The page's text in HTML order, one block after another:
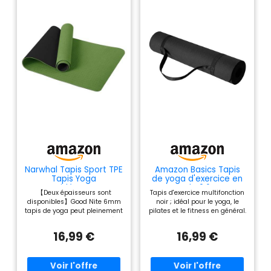
Narwhal Tapis Sport TPE
Tapis Yoga
Antidérapant
183x61x0,6cm
【Deux épaisseurs sont
disponibles】Good Nite 6mm
tapis de yoga peut pleinement
sentir la force du corps et pèse
plus épais vit dans la zone
1200g. Les deux couches
conviennent pour le Pilates, le
16,99 €
Amazon Basics Tapis
de yoga d'exercice en
TPE de 0.6 cm
d'épaisseur avec
sangle de transport,
Noir
Tapis d'exercice multifonction
noir ; idéal pour le yoga, le
pilates et le fitness en général.
Surface antidérapante pour
épaisseur de 6,35 mm offrant
rembourré et une absorption
des chocs. Matériau TPE
16,99 €